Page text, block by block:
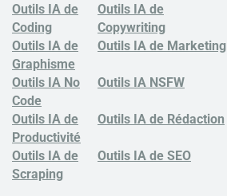
Outils IA de
Coding
Outils IA de
Copywriting
Outils IA de
Graphisme
Outils IA de Marketing
Outils IA No
Code
Outils IA NSFW
Outils IA de
Productivité
Outils IA de Rédaction
Outils IA de
Scraping
Outils IA de SEO